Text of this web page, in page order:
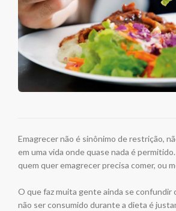
Emagrecer não é sinônimo de restrição,
em uma vida onde quase nada é
quem quer emagrecer precisa comer, ou
O que faz muita gente ainda se confundir
não ser consumido durante a dieta é